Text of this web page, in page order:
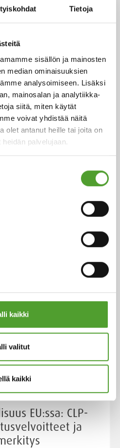
Tietoja
sisällön ja mainosten
median ominaisuuksien
analysoimiseen. Lisäksi
mainosalan ja analytiikka-
siitä, miten käytät
voivat yhdistää näitä
olet antanut heille tai joita on
palvelujaan.
kaikki
valitut
kaikki
Algol ja
100 vuoden
laajentunut moniin
molempien yritysten
ja
EU:ssa: CLP-
ja